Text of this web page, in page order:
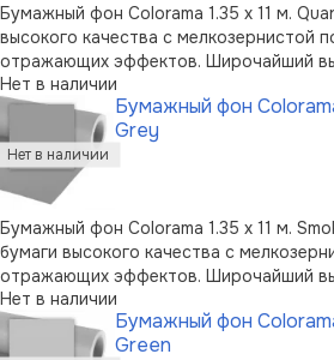
Бумажный фон Colorama 1.35 x 11 м.
высокого качества с мелкозернистой
отражающих эффектов. Широчайший
пользуется огромной популярностью
Можно перерабатывать вторично.
хранение в случае применения …
Нет в наличии
Бумажный фон
Grey
Бумажный фон Colorama 1.35 x 11 м.
бумаги высокого качества с
отражающих эффектов. Широчайший
пользуется огромной популярностью
Можно перерабатывать вторично.
хранение в случае примен …
Нет в наличии
Бумажный фон
Green